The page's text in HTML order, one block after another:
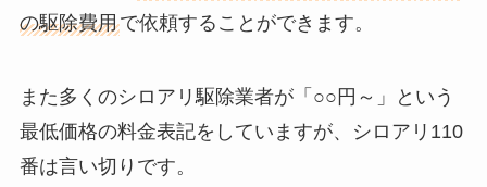
の駆除費用で依頼することができます。
また多くのシロアリ駆除業者が「○○円～」という
最低価格の料金表記をしていますが、シロアリ110
番は言い切りです。